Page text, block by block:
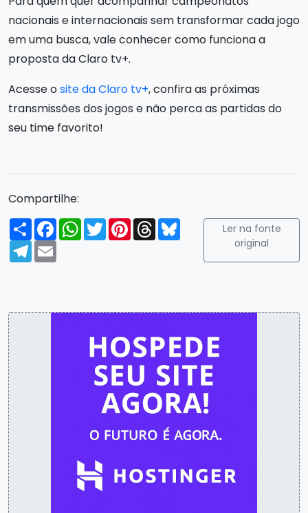
nacionais e internacionais sem transformar cada jogo
em uma busca, vale conhecer como funciona a
proposta da Claro tv+.
Acesse osite da Claro tv+, confira as próximas
transmissões dos jogos e não perca as partidas do
seu time favorito!
Compartilhe:
Compartilhar
FacebookWhatsApp
TwitterPinterest
ThreadsBluesky
Telegram
Email
Ler na fonte
original